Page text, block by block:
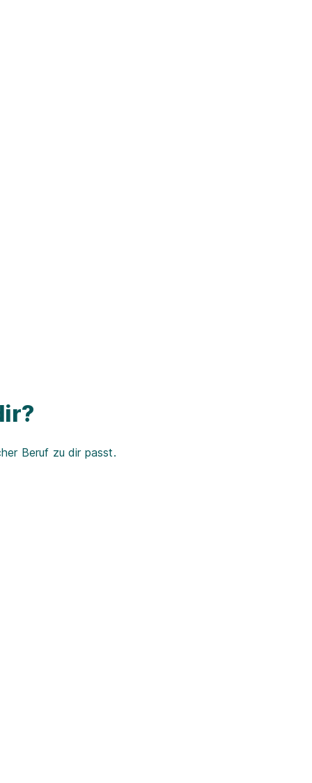
Beruf zu dir passt.